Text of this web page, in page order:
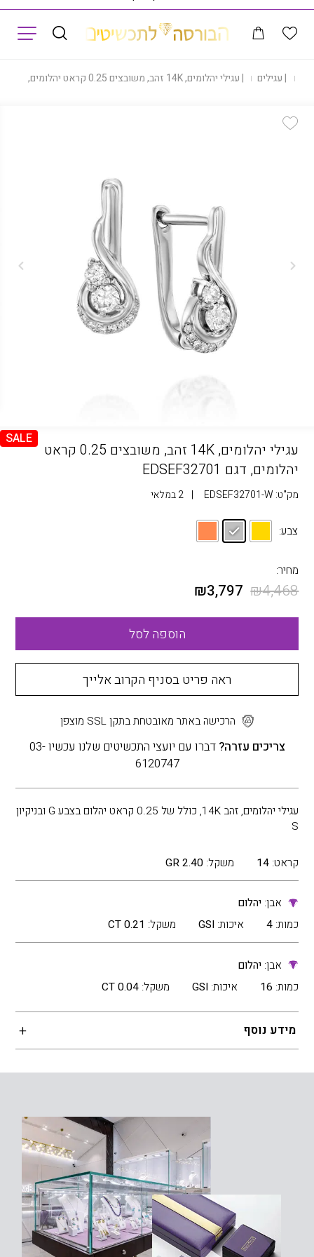
|עגילים |עגילי יהלומים, 14K זהב, משובצים 0.25 קראט יהלומים, דגם EDSEF32701
SALE
עגילי יהלומים, 14K זהב, משובצים 0.25 קראט
יהלומים, דגם EDSEF32701
מק"ט: EDSEF32701-W
| 2 במלאי
צבע:
מחיר:
₪4,468
₪3,797
הוספה לסל
ראה פריט בסניף הקרוב אלייך
הרכישה באתר מאובטחת בתקן SSL מוצפן
צריכים עזרה?
דברו עם יועצי התכשיטים שלנו עכשיו 03-
6120747
עגילי יהלומים, זהב 14K, כולל של 0.25 קראט יהלום בצבע G ובניקיון
S
קראט: 14 משקל: 2.40 GR
אבן:יהלום
כמות: 4 איכות: GSI משקל: 0.21 CT
אבן:יהלום
כמות: 16 איכות: GSI משקל:0.04 CT
מידע נוסף